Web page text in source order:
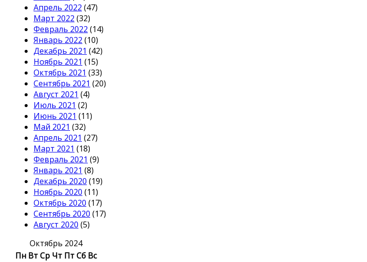
Апрель 2022 (47)
Март 2022 (32)
Февраль 2022 (14)
Январь 2022 (10)
Декабрь 2021 (42)
Ноябрь 2021 (15)
Октябрь 2021 (33)
Сентябрь 2021 (20)
Август 2021 (4)
Июль 2021 (2)
Июнь 2021 (11)
Май 2021 (32)
Апрель 2021 (27)
Март 2021 (18)
Февраль 2021 (9)
Январь 2021 (8)
Декабрь 2020 (19)
Ноябрь 2020 (11)
Октябрь 2020 (17)
Сентябрь 2020 (17)
Август 2020 (5)
Октябрь 2024
Пн ВтСр Чт ПтСб Вс